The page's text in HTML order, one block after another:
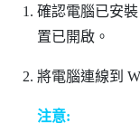
確認電腦已安裝
置已開啟。
將電腦連線到
注意: